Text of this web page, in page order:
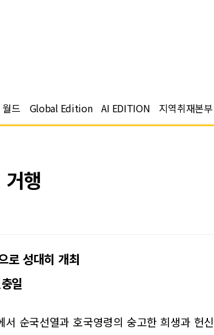
월드 Global Edition AI EDITION 지역취재본부
행
로 성대히 개최
일
순국선열과 호국영령의 숭고한 희생과 헌신